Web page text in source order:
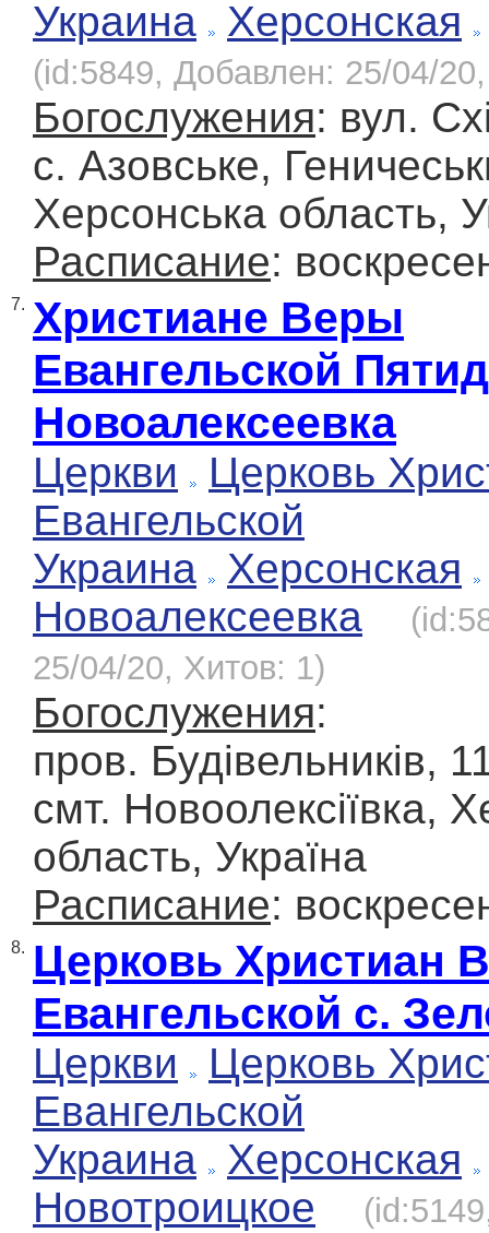
Украина Херсонская
(id:5849, Добавлен: 25/04/
Богослужения: вул.
с. Азовське,
Херсонська область,
Расписание:
7. Христиане Веры
Евангельской
Новоалексеевка
Церкви
Церковь
Евангельской
Украина
Херсонская
Новоалексеевка
25/04/20, Хитов: 1)
Богослужения:
пров. Будівельників,
смт. Новоолексіївка,
область, Україна
Расписание:
8. Церковь Христиан
Евангельской с.
Церкви
Церковь
Евангельской
Украина
Херсонская
Новотроицкое